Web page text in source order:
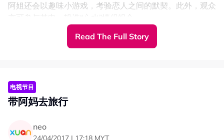
阿姐还会以趣味小游戏，考验恋人之间的默契。此外，观众
Related TopicsRead The Full Story
电视节目
带阿妈去旅行
neo
24/04/2017 | 17:18 MYT